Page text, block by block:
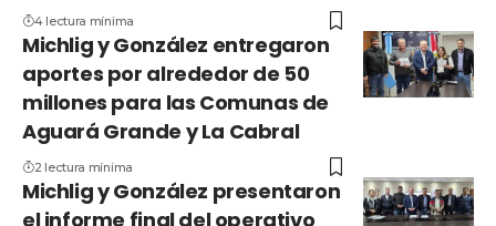
4 lectura mínima
Michlig y González entregaron
aportes por alrededor de 50
millones para las Comunas de
Aguará Grande y La Cabral
2 lectura mínima
Michlig y González presentaron
el informe final del operativo